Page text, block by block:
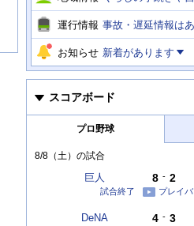
運行情報 事故・遅延情報は
お知らせ 新着があります
スコアボード
プロ野球
8/8（土） の試合
巨人
試合終了 プレイ
8 - 2
DeNA 4 - 3